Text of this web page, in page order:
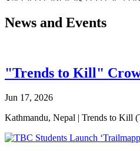
News and Events
"Trends to Kill"
Jun 17, 2026
Kathmandu, Nepal | Trends to Kill